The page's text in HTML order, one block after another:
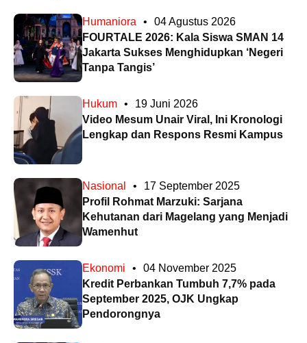
Humaniora •
04 Agustus 2026
FOURTALE 2026: Kala Siswa SMAN 14
Jakarta Sukses Menghidupkan ‘Negeri
Tanpa Tangis’
Hukum •
19 Juni 2026
Video Mesum Unair Viral, Ini Kronologi
Lengkap dan Respons Resmi Kampus
Nasional •
17 September 2025
Profil Rohmat Marzuki: Sarjana
Kehutanan dari Magelang yang Menjadi
Wamenhut
Ekonomi •
04 November 2025
Kredit Perbankan Tumbuh 7,7% pada
September 2025, OJK Ungkap
Pendorongnya